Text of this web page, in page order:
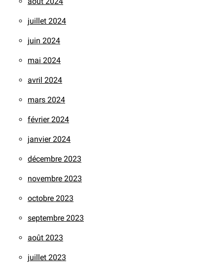
juillet 2024
juin 2024
mai 2024
avril 2024
mars 2024
février 2024
janvier 2024
décembre 2023
novembre 2023
octobre 2023
septembre 2023
août 2023
juillet 2023